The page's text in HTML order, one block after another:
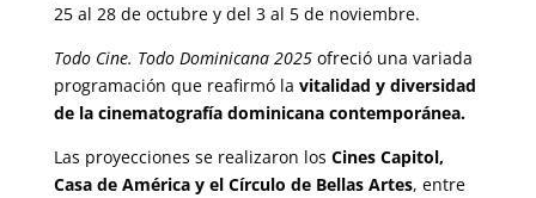
25 al 28 de octubre y del 3 al 5 de noviembre.
Todo Cine. Todo Dominicana 2025ofreció una variada
programación que reafirmó la vitalidad y diversidad
de la cinematografía dominicana contemporánea.
Las proyecciones se realizaron los Cines Capitol,
Casa de América y el Círculo de Bellas Artes, entre